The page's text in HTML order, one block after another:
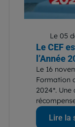
Le 05
Le CEF
l’Année
Le 16
Formation
2024*.
Lire la